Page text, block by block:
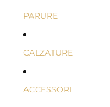
PARURE
CALZATURE
ACCESSORI